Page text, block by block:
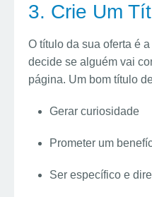
3. Crie Um
O título da sua oferta é
decide se alguém vai
página. Um bom título
Gerar curiosidade
Prometer um
Ser específico e